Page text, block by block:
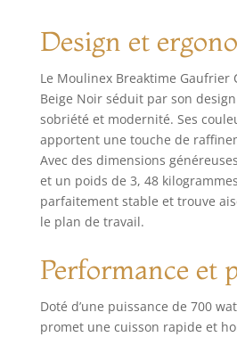
plus
EAN
Design et
Le Moulinex Breaktime Gaufrier
Beige Noir séduit par son
sobriété et modernité. Ses
apportent une touche de
Avec des dimensions
et un poids de 3, 48
parfaitement stable et trouve
le plan de travail.
Performance et
Doté d’une puissance de 700
promet une cuisson rapide et